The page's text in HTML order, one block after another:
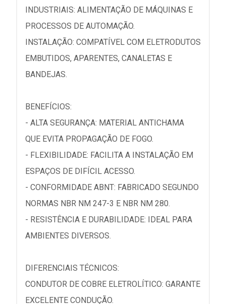
INDUSTRIAIS: ALIMENTAÇÃO DE MÁQUINAS E
PROCESSOS DE AUTOMAÇÃO.
INSTALAÇÃO: COMPATÍVEL COM ELETRODUTOS
EMBUTIDOS, APARENTES, CANALETAS E
BANDEJAS.
BENEFÍCIOS:
- ALTA SEGURANÇA: MATERIAL ANTICHAMA
QUE EVITA PROPAGAÇÃO DE FOGO.
- FLEXIBILIDADE: FACILITA A INSTALAÇÃO EM
ESPAÇOS DE DIFÍCIL ACESSO.
- CONFORMIDADE ABNT: FABRICADO SEGUNDO
NORMAS NBR NM 247-3 E NBR NM 280.
- RESISTÊNCIA E DURABILIDADE: IDEAL PARA
AMBIENTES DIVERSOS.
DIFERENCIAIS TÉCNICOS:
CONDUTOR DE COBRE ELETROLÍTICO: GARANTE
EXCELENTE CONDUÇÃO.